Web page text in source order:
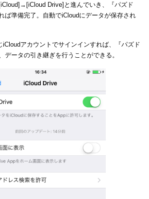
Drive]と進んでいき、『パズド
ば準備完了。自動でiCloudにデータが保存され
iCloudアカウントでサインインすれば、『パズド
データの引き継ぎを行うことができる。